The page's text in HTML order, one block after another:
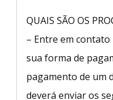
QUAIS SÃO OS
– Entre em
sua forma de
pagamento de um
deverá enviar os